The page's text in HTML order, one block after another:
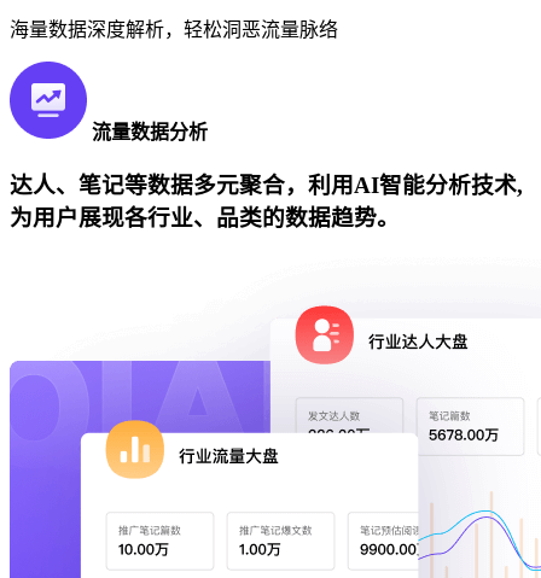
海量数据深度解析，轻松洞恶流量脉络
流量数据分析
达人、笔记等数据多元聚合，利用AI智能分析技术,
为用户展现各行业、品类的数据趋势。